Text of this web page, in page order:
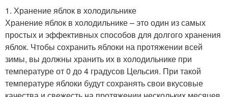
1. Хранение яблок в холодильнике
Хранение яблок в холодильнике – это один из самых
простых и эффективных способов для долгого хранения
яблок. Чтобы сохранить яблоки на протяжении всей
зимы, вы должны хранить их в холодильнике при
температуре от 0 до 4 градусов Цельсия. При такой
температуре яблоки будут сохранять свои вкусовые